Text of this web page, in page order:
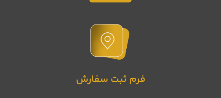
فرم ثبت سفارش